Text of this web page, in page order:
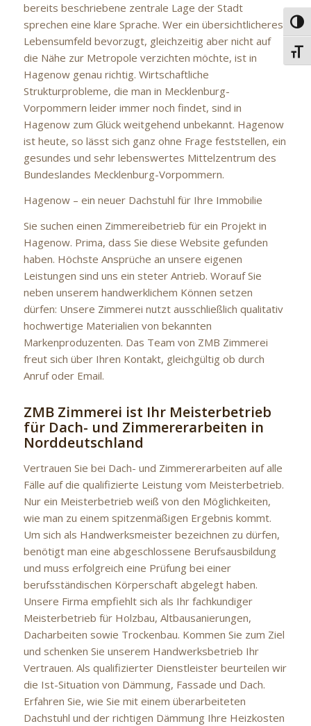
bereits beschriebene zentrale Lage der Stadt
sprechen eine klare Sprache. Wer ein übersichtlicheres
Lebensumfeld bevorzugt, gleichzeitig aber nicht auf
die Nähe zur Metropole verzichten möchte, ist in
Hagenow genau richtig. Wirtschaftliche
Strukturprobleme, die man in Mecklenburg-
Vorpommern leider immer noch findet, sind in
Hagenow zum Glück weitgehend unbekannt. Hagenow
ist heute, so lässt sich ganz ohne Frage feststellen, ein
gesundes und sehr lebenswertes Mittelzentrum des
Bundeslandes Mecklenburg-Vorpommern.
Hagenow – ein neuer Dachstuhl für Ihre Immobilie
Sie suchen einen Zimmereibetrieb für ein Projekt in
Hagenow. Prima, dass Sie diese Website gefunden
haben. Höchste Ansprüche an unsere eigenen
Leistungen sind uns ein steter Antrieb. Worauf Sie
neben unserem handwerklichem Können setzen
dürfen: Unsere Zimmerei nutzt ausschließlich qualitativ
hochwertige Materialien von bekannten
Markenproduzenten. Das Team von ZMB Zimmerei
freut sich über Ihren Kontakt, gleichgültig ob durch
Anruf oder Email.
ZMB Zimmerei ist Ihr Meisterbetrieb
für Dach- und Zimmererarbeiten in
Norddeutschland
Vertrauen Sie bei Dach- und Zimmererarbeiten auf alle
Fälle auf die qualifizierte Leistung vom Meisterbetrieb.
Nur ein Meisterbetrieb weiß von den Möglichkeiten,
wie man zu einem spitzenmäßigen Ergebnis kommt.
Um sich als Handwerksmeister bezeichnen zu dürfen,
benötigt man eine abgeschlossene Berufsausbildung
und muss erfolgreich eine Prüfung bei einer
berufsständischen Körperschaft abgelegt haben.
Unsere Firma empfiehlt sich als Ihr fachkundiger
Meisterbetrieb für Holzbau, Altbausanierungen,
Dacharbeiten sowie Trockenbau. Kommen Sie zum Ziel
und schenken Sie unserem Handwerksbetrieb Ihr
Vertrauen. Als qualifizierter Dienstleister beurteilen wir
die Ist-Situation von Dämmung, Fassade und Dach.
Erfahren Sie, wie Sie mit einem überarbeiteten
Dachstuhl und der richtigen Dämmung Ihre Heizkosten